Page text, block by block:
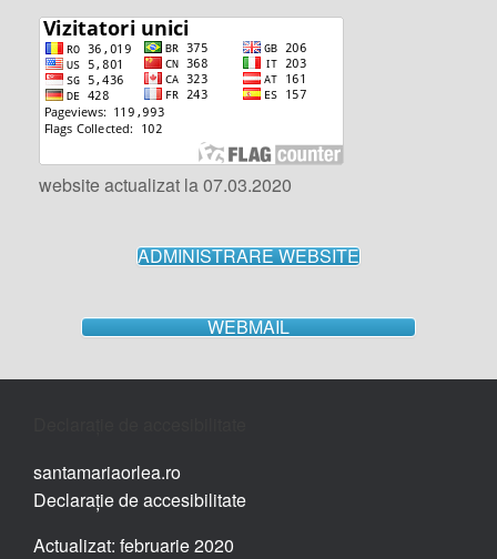
website actualizat la 07.03.2020
ADMINISTRARE WEBSITE
WEBMAIL
santamariaorlea.ro
Declarație de accesibilitate
Actualizat: februarie 2020